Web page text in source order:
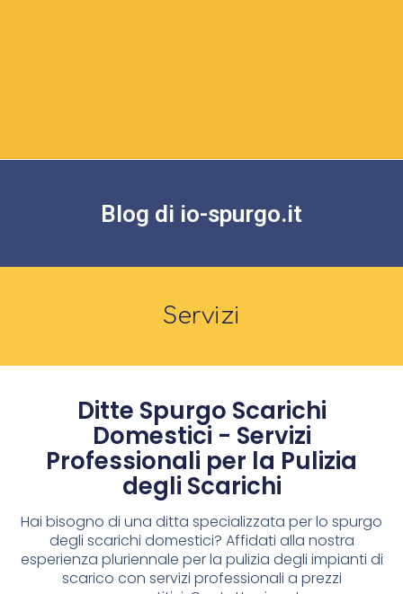
Blog di io-spurgo.it
Servizi
Ditte Spurgo Scarichi
Domestici - Servizi
Professionali per la Pulizia
degli Scarichi
Hai bisogno di una ditta specializzata per lo spurgo
degli scarichi domestici? Affidati alla nostra
esperienza pluriennale per la pulizia degli impianti di
scarico con servizi professionali a prezzi